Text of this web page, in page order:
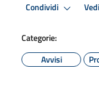
Condividi
Categorie:
Avvisi